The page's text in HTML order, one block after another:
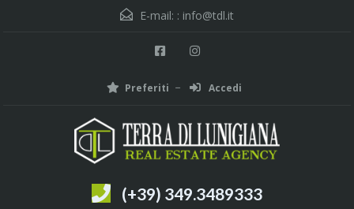
E-mail: : info@tdl.it
Preferiti Accedi
(+39) 349.3489333